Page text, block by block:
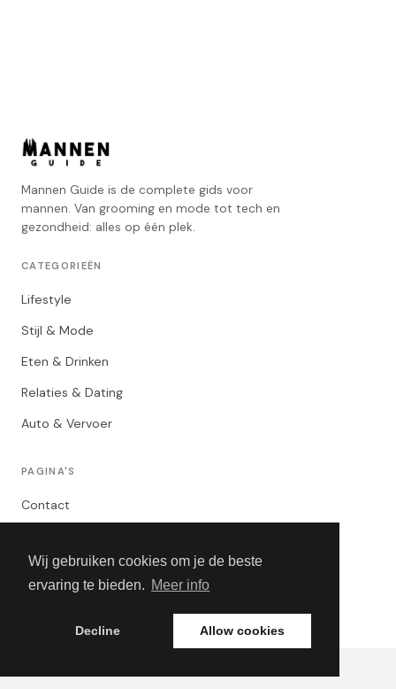
Wij gebruiken cookies om je de beste
ervaring te bieden. Meer info
Decline Allow cookies
Mannen Guide is de complete gids voor
mannen. Van grooming en mode tot tech en
gezondheid: alles op één plek.
CATEGORIEËN
Lifestyle
Stijl & Mode
Eten & Drinken
Relaties & Dating
Auto & Vervoer
PAGINA'S
Contact
Algemene Voorwaarden
Adverteren